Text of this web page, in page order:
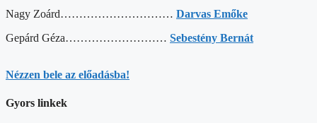
Nagy Zoárd………………………… Darvas Emőke
Gepárd Géza……………………… Sebestény Bernát
Nézzen bele az előadásba!
Gyors linkek